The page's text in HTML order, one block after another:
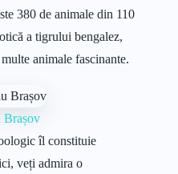
380 de animale din 110
a tigrului bengalez,
animale fascinante.
Brașov
îl constituie
veți admira o